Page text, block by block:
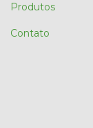
Produtos
Contato